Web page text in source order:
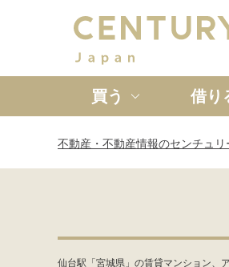
買う
新築一戸
借り
不動産・不動産情報のセンチュリ
仙台駅「宮城県」の賃貸マンション、